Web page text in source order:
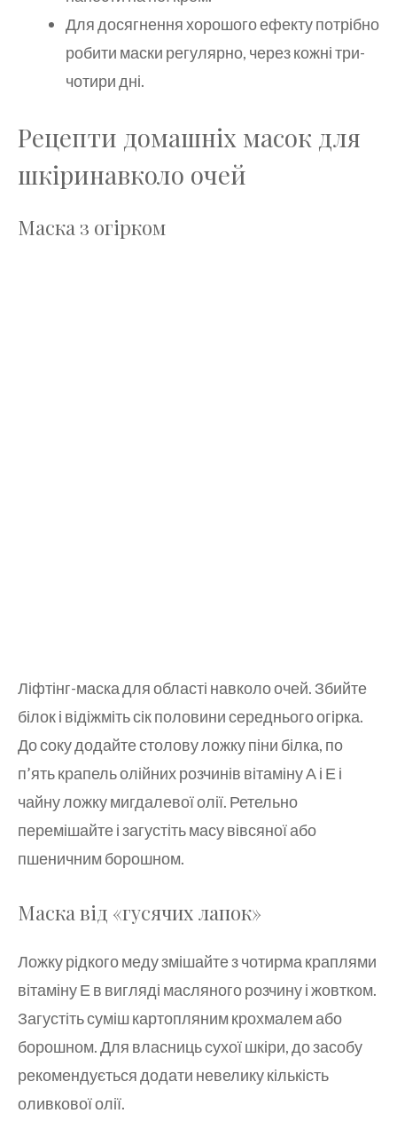
Для досягнення хорошого ефекту потрібно
робити маски регулярно, через кожні три-
чотири дні.
Рецепти домашніх масок для
шкіринавколо очей
Маска з огірком
Ліфтінг-маска для області навколо очей. Збийте
білок і відіжміть сік половини середнього огірка.
До соку додайте столову ложку піни білка, по
п’ять крапель олійних розчинів вітаміну А і Е і
чайну ложку мигдалевої олії. Ретельно
перемішайте і загустіть масу вівсяної або
пшеничним борошном.
Маска від «гусячих лапок»
Ложку рідкого меду змішайте з чотирма краплями
вітаміну Е в вигляді масляного розчину і жовтком.
Загустіть суміш картопляним крохмалем або
борошном. Для власниць сухої шкіри, до засобу
рекомендується додати невелику кількість
оливкової олії.